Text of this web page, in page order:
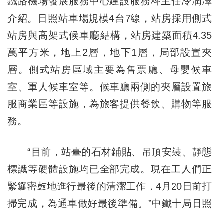
介紹。日照站車場規模4台7線，站房採用側式
站房與高架式候車廳結構，站房建築面積4.35
萬平方米，地上2層，地下1層，局部設置夾
層。側式站房區域主要為售票廳、母嬰候車
室、軍人候車室等。候車廳兩側的夾層設置旅
服商業區等設施，為旅客提供餐飲、購物等服
務。
“目前，站臺的石材鋪貼、吊頂安裝、靜態
標識等硬體設施均已全部完成。現在工人們正
緊鑼密鼓地進行最後的清潔工作，4月20日前打
掃完成，為通車做好最後準備。”中鐵十局日照